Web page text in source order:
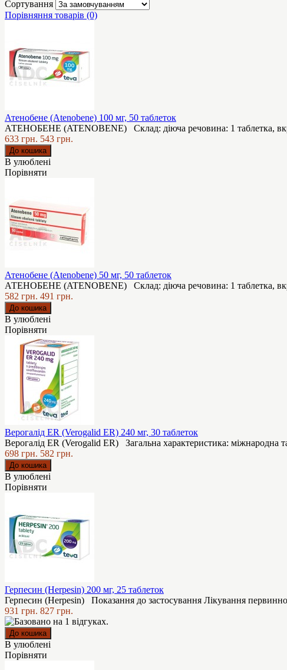
Сортування
Порівняння товарів (0)
Атенобене (Atenobene) 100 мг, 50 таблеток
АТЕНОБEНЕ (ATENOBENE) Cклад: діюча речовина: 1 таблетка,
633 грн. 543 грн.
В улюблені
Порівняти
Атенобене (Atenobene) 50 мг, 50 таблеток
АТЕНОБEНЕ (ATENOBENE) Cклад: діюча речовина: 1 таблетка,
582 грн. 491 грн.
В улюблені
Порівняти
Верогалід ER (Verogalid ER) 240 мг, 30 таблеток
Верогалід ER (Verogalid ER) Загальна характеристика: міжнародна
698 грн. 582 грн.
В улюблені
Порівняти
Герпесин (Herpesin) 200 мг, 25 таблеток
Герпесин (Herpesin) Показання до застосування Лікування
931 грн. 827 грн.
В улюблені
Порівняти